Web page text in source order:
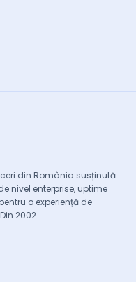
din România susținută
nivel enterprise, uptime
o experiență de
2002.